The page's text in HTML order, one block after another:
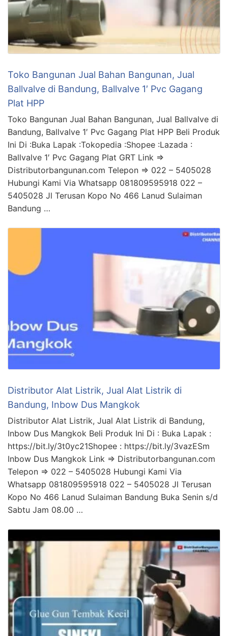
Toko Bangunan Jual Bahan Bangunan, Jual
Ballvalve di Bandung, Ballvalve 1′ Pvc Gagang
Plat HPP
Toko Bangunan Jual Bahan Bangunan, Jual Ballvalve di
Bandung, Ballvalve 1′ Pvc Gagang Plat HPP Beli Produk
Ini Di :Buka Lapak :Tokopedia :Shopee :Lazada :
Ballvalve 1′ Pvc Gagang Plat GRT Link =>
Distributorbangunan.com Telepon => 022 – 5405028
Hubungi Kami Via Whatsapp 081809595918 022 –
5405028 Jl Terusan Kopo No 466 Lanud Sulaiman
Bandung …
Distributor Alat Listrik, Jual Alat Listrik di
Bandung, Inbow Dus Mangkok
Distributor Alat Listrik, Jual Alat Listrik di Bandung,
Inbow Dus Mangkok Beli Produk Ini Di : Buka Lapak :
https://bit.ly/3t0yc21Shopee : https://bit.ly/3vazESm
Inbow Dus Mangkok Link => Distributorbangunan.com
Telepon => 022 – 5405028 Hubungi Kami Via
Whatsapp 081809595918 022 – 5405028 Jl Terusan
Kopo No 466 Lanud Sulaiman Bandung Buka Senin s/d
Sabtu Jam 08.00 …